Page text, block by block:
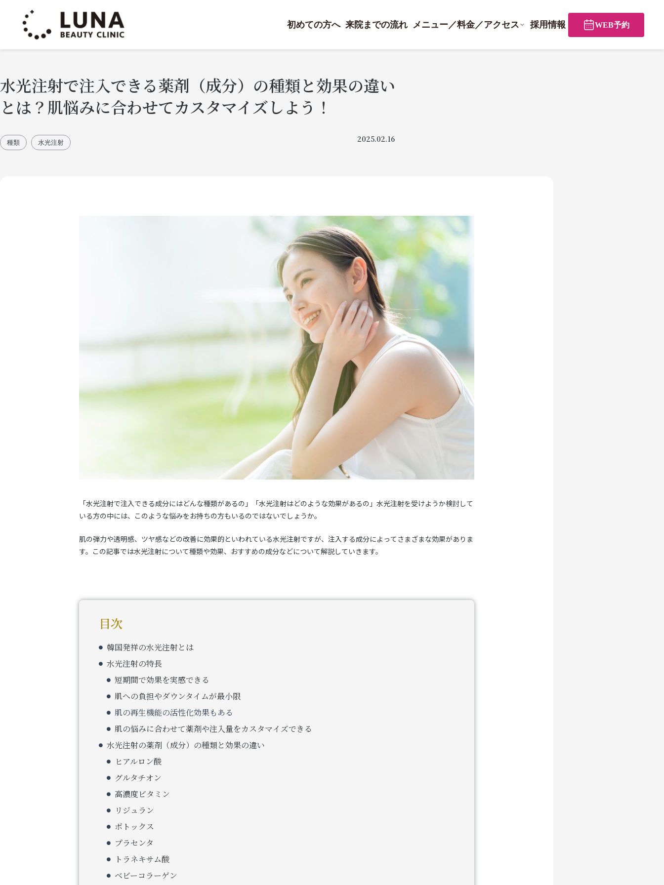
初めての方へ 来院までの流れ メニュー／料金／アクセス 採用情報 WEB予約
水光注射で注入できる薬剤（成分）の種類と効果の違い
とは？肌悩みに合わせてカスタマイズしよう！
種類 水光注射 2025.02.16
「水光注射で注入できる成分にはどんな種類があるの」「水光注射はどのような効果があるの」水光注射を受けようか検討して
いる方の中には、このような悩みをお持ちの方もいるのではないでしょうか。
肌の弾力や透明感、ツヤ感などの改善に効果的といわれている水光注射ですが、注入する成分によってさまざまな効果がありま
す。この記事では水光注射について種類や効果、おすすめの成分などについて解説していきます。
目次
韓国発祥の水光注射とは
水光注射の特長
短期間で効果を実感できる
肌への負担やダウンタイムが最小限
肌の再生機能の活性化効果もある
肌の悩みに合わせて薬剤や注入量をカスタマイズできる
水光注射の薬剤（成分）の種類と効果の違い
ヒアルロン酸
グルタチオン
高濃度ビタミン
リジュラン
ボトックス
プラセンタ
トラネキサム酸
ベビーコラーゲン